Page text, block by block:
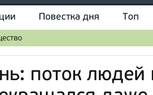
Повестка дня Топ
поток людей